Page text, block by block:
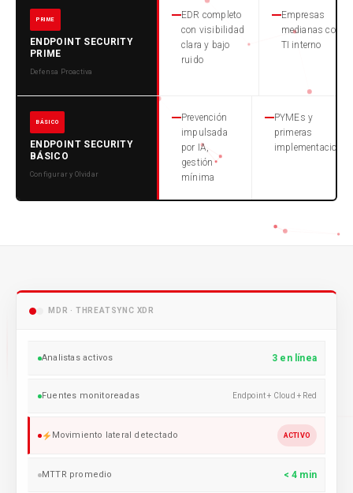
PRIME
ENDPOINT SECURITY
PRIME
Defensa Proactiva
EDR completo
con visibilidad
clara y bajo
ruido
Empresas
medianas con
TI interno
BÁSICO
ENDPOINT SECURITY
BÁSICO
Configurar y Olvidar
Prevención
impulsada
por IA,
gestión
mínima
PYMEs y
primeras
implementaciones
MDR · THREATSYNC XDR
Analistas activos 3 en línea
Fuentes monitoreadas Endpoint + Cloud + Red
Movimiento lateral detectado ACTIVO
MTTR promedio < 4 min